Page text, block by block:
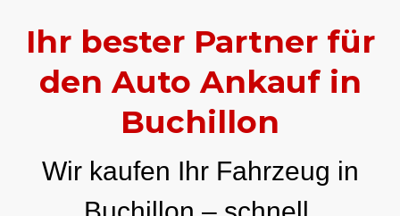
Ihr bester Partner für
den Auto Ankauf in
Buchillon
Wir kaufen Ihr Fahrzeug in